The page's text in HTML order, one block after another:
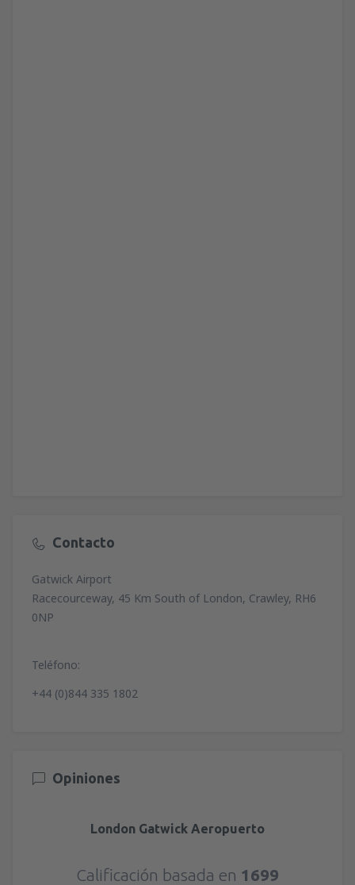
Contacto
Gatwick Airport
Racecourceway, 45 Km South of London, Crawley, RH6
0NP
Teléfono:
+44 (0)844 335 1802
Opiniones
London Gatwick Aeropuerto
Calificación basada en 1699